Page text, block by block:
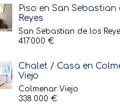
Piso en San Sebastian
Reyes
San Sebastian de los
417.000 €
Chalet / Casa en
Viejo
Colmenar Viejo
338.000 €